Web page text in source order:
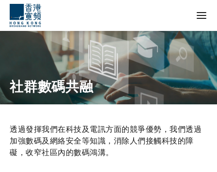
社群數碼共融
透過發揮我們在科技及電訊方面的競爭優勢，我們透過
加強數碼及網絡安全等知識，消除人們接觸科技的障
礙，收窄社區內的數碼鴻溝。